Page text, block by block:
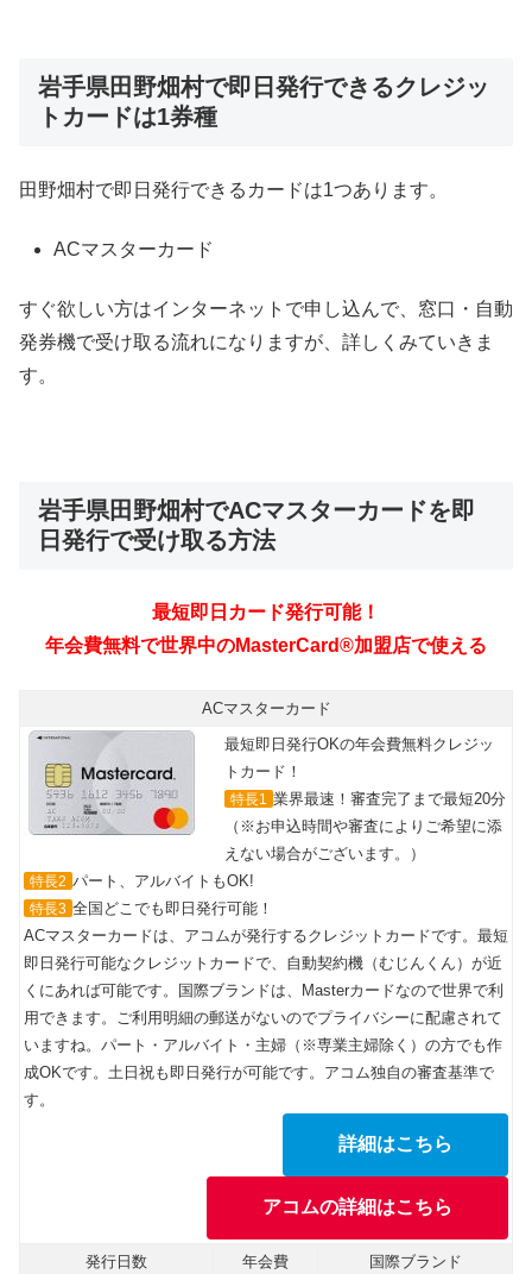
岩手県田野畑村で即日発行できるクレジッ
トカードは1券種
田野畑村で即日発行できるカードは1つあります。
ACマスターカード
すぐ欲しい方はインターネットで申し込んで、窓口・自動
発券機で受け取る流れになりますが、詳しくみていきま
す。
岩手県田野畑村でACマスターカードを即
日発行で受け取る方法
ACマスターカード
最短即日発行OKの年会費無料クレジッ
トカード！
特長1 業界最速！審査完了まで最短20分
（※お申込時間や審査によりご希望に添
えない場合がございます。）
特長2 パート、アルバイトもOK!
特長3 全国どこでも即日発行可能！
ACマスターカードは、アコムが発行するクレジットカードです。最短
即日発行可能なクレジットカードで、自動契約機（むじんくん）が近
くにあれば可能です。国際ブランドは、Masterカードなので世界で利
用できます。ご利用明細の郵送がないのでプライバシーに配慮されて
いますね。パート・アルバイト・主婦（※専業主婦除く）の方でも作
成OKです。土日祝も即日発行が可能です。アコム独自の審査基準で
す。
詳細はこちら
アコムの詳細はこちら
発行日数 年会費
国際ブランド